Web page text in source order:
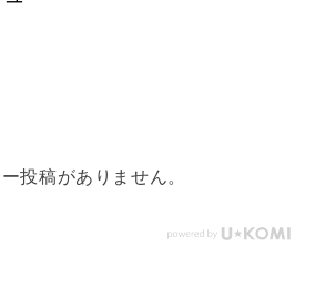
投稿がありません。